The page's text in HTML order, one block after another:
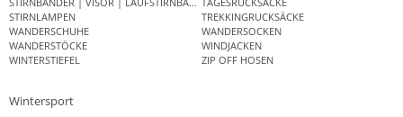
STIRNLAMPEN
TREKKINGRUCKSÄCKE
WANDERSCHUHE
WANDERSOCKEN
WANDERSTÖCKE
WINDJACKEN
WINTERSTIEFEL
ZIP OFF HOSEN
Wintersport